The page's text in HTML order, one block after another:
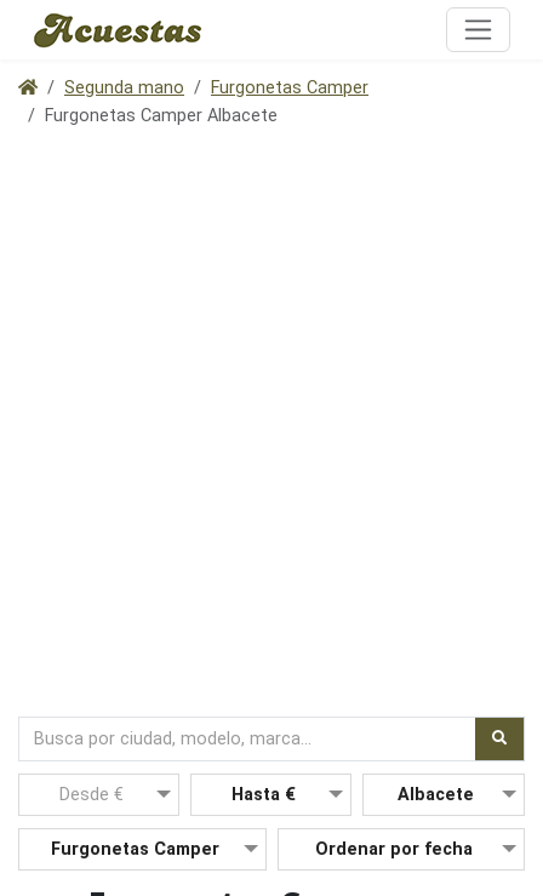
Segunda mano
Furgonetas Camper
Furgonetas Camper Albacete